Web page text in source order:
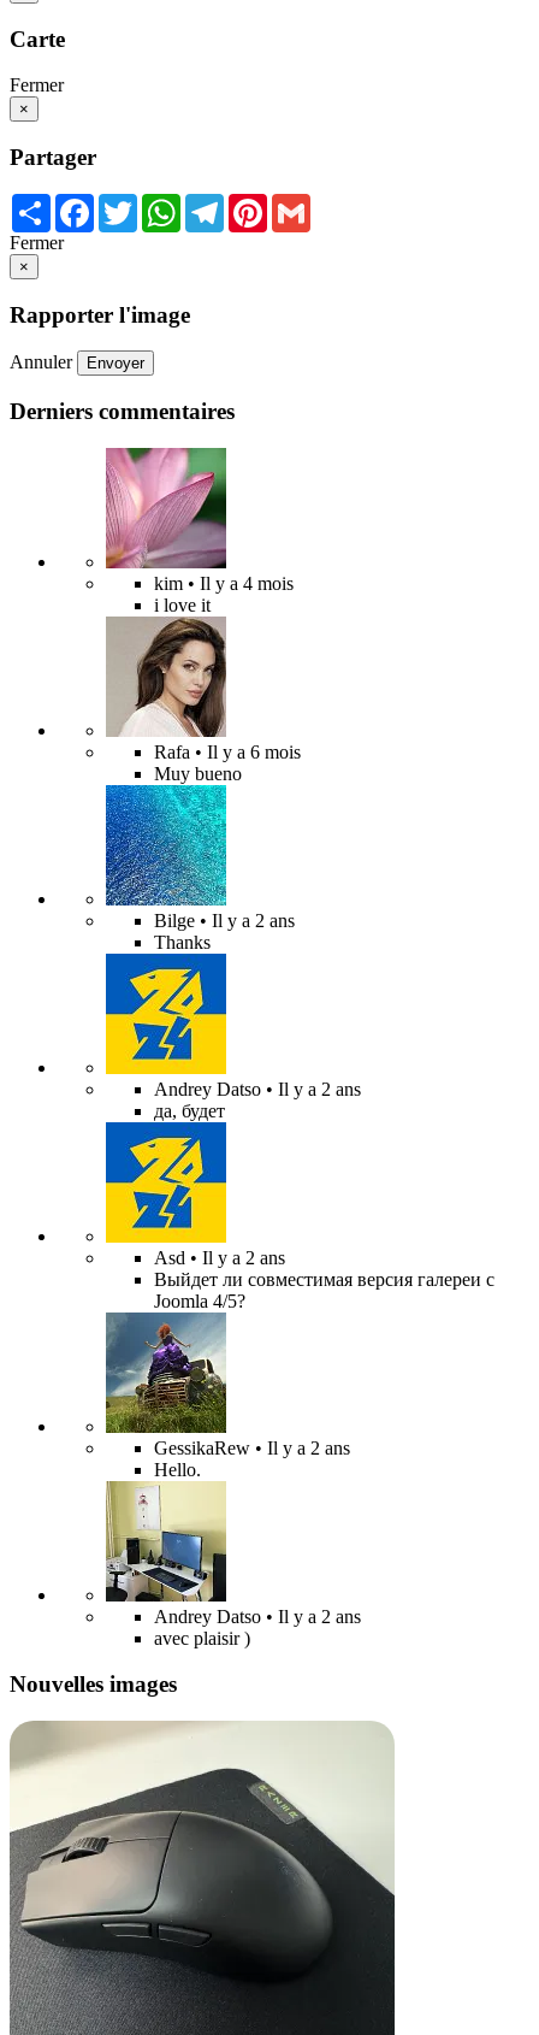
Carte
Fermer
×
Partager
Share Facebook
TwitterWhatsApp
TelegramPinterest
Fermer
×
Rapporter l'image
Annuler Envoyer
Derniers commentaires
kim • Il y a 4 mois
i love it
Rafa • Il y a 6 mois
Muy bueno
Bilge • Il y a 2 ans
Thanks
Andrey Datso • Il y a 2 ans
да, будет
Asd • Il y a 2 ans
Выйдет ли совместимая версия галереи с
Joomla 4/5?
GessikaRew • Il y a 2 ans
Hello.
Andrey Datso • Il y a 2 ans
avec plaisir )
Nouvelles images